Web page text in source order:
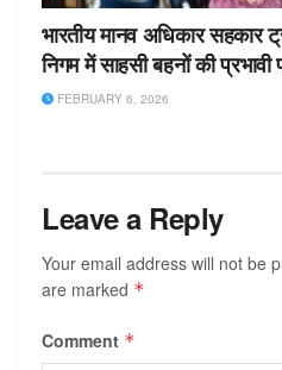
भारतीय मानव अधिकार सहकार
निगम में साहसी बहनों की
FEBRUARY 6, 2026
Leave a Reply
Your email address will not be
are marked *
Comment *